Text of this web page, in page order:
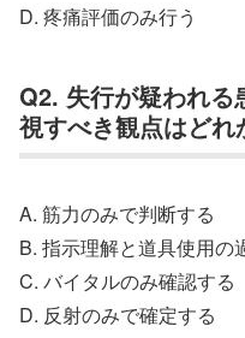
D. 疼痛評価のみ行う
Q2. 失行が疑われ
視すべき観点はどれ
A. 筋力のみで判断する
B. 指示理解と道具使用の
C. バイタルのみ確認する
D. 反射のみで確定する